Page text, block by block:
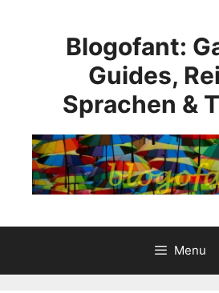
Blogofant:
Guides,
Sprachen &
Menu